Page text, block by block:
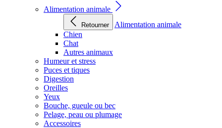
Alimentation animale
Retourner
Alimentation animale
Chien
Chat
Autres animaux
Humeur et stress
Puces et tiques
Digestion
Oreilles
Yeux
Bouche, gueule ou bec
Pelage, peau ou plumage
Accessoires